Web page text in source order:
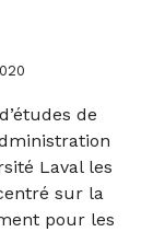
de
Laval les
sur la
pour les